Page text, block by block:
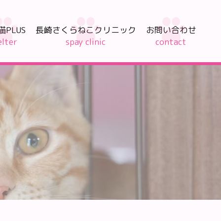
PLUS 長崎さくらねこクリニック お問い合わせ